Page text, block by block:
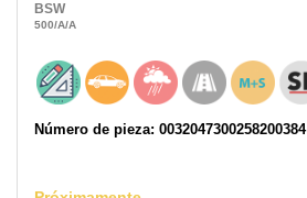
BSW
500/A/A
Número de pieza: 0032047300258200384